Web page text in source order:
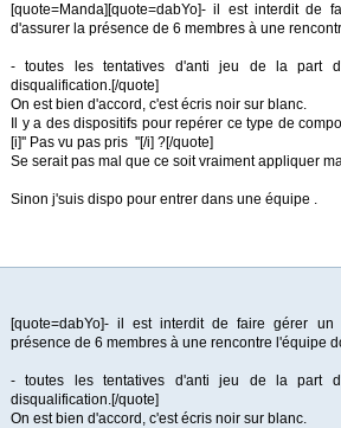
[quote=Manda][quote=dabYo]- il est interdit de
d'assurer la présence de 6 membres à une
- toutes les tentatives d'anti jeu de la part
disqualification.[/quote]
On est bien d'accord, c'est écris noir sur blanc.
Il y a des dispositifs pour repérer ce type de
[i]'' Pas vu pas pris ''[/i] ?[/quote]
Se serait pas mal que ce soit vraiment appliquer
Sinon j'suis dispo pour entrer dans une équipe .
[quote=dabYo]- il est interdit de faire gérer
présence de 6 membres à une rencontre l'équipe
- toutes les tentatives d'anti jeu de la part
disqualification.[/quote]
On est bien d'accord, c'est écris noir sur blanc.